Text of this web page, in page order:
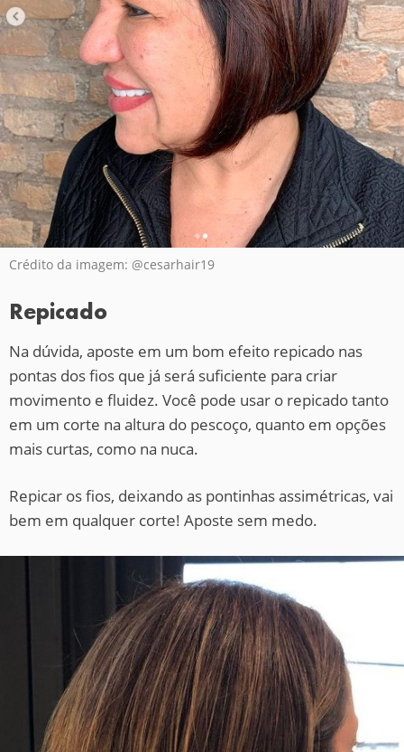
Crédito da imagem: @cesarhair19
Repicado
Na dúvida, aposte em um bom efeito repicado nas
pontas dos fios que já será suficiente para criar
movimento e fluidez. Você pode usar o repicado tanto
em um corte na altura do pescoço, quanto em opções
mais curtas, como na nuca.
Repicar os fios, deixando as pontinhas assimétricas, vai
bem em qualquer corte! Aposte sem medo.